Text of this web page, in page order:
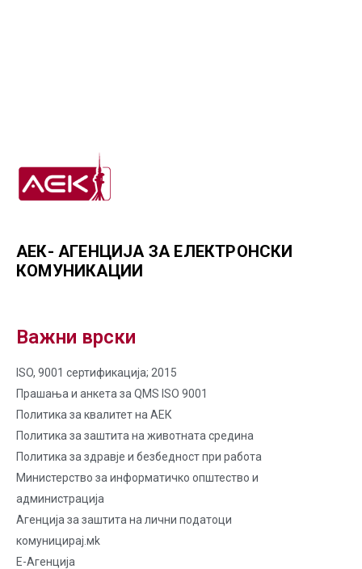
АЕК- АГЕНЦИЈА ЗА ЕЛЕКТРОНСКИ
КОМУНИКАЦИИ
Важни врски
ISO, 9001 сертификација; 2015
Прашања и анкета за QMS ISO 9001
Политика за квалитет на AЕК
Политика за заштита на животната средина
Политика за здравје и безбедност при работа
Министерство за информатичко општество и
администрација
Агенција за заштита на лични податоци
комуницирај.мk
Е-Агенција